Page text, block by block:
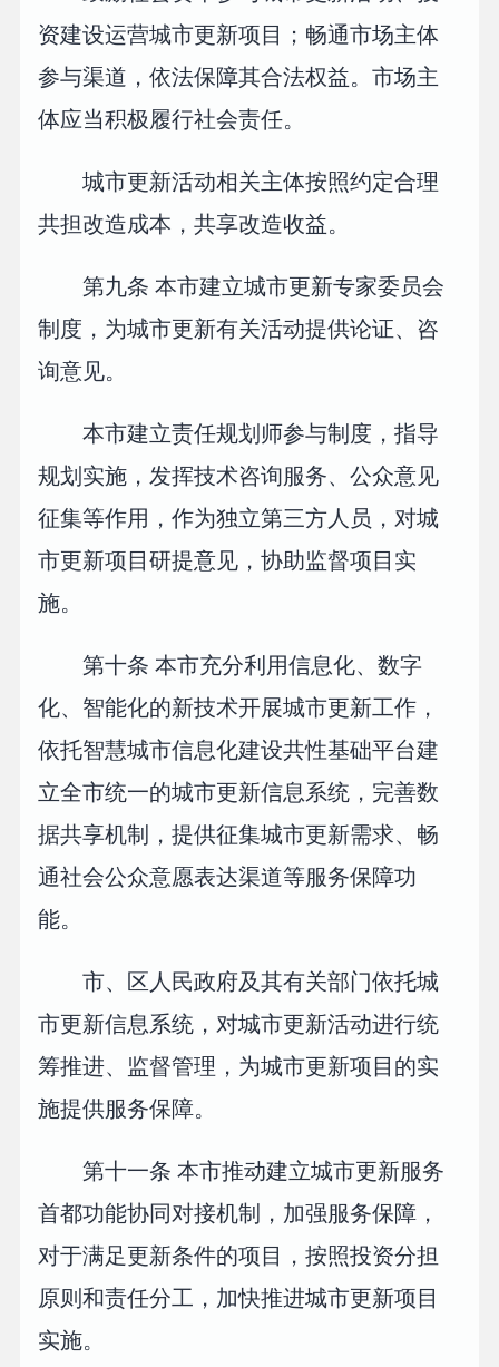
资建设运营城市更新项目；畅通市场主体
参与渠道，依法保障其合法权益。市场主
体应当积极履行社会责任。
城市更新活动相关主体按照约定合理
共担改造成本，共享改造收益。
第九条 本市建立城市更新专家委员会
制度，为城市更新有关活动提供论证、咨
询意见。
本市建立责任规划师参与制度，指导
规划实施，发挥技术咨询服务、公众意见
征集等作用，作为独立第三方人员，对城
市更新项目研提意见，协助监督项目实
施。
第十条 本市充分利用信息化、数字
化、智能化的新技术开展城市更新工作，
依托智慧城市信息化建设共性基础平台建
立全市统一的城市更新信息系统，完善数
据共享机制，提供征集城市更新需求、畅
通社会公众意愿表达渠道等服务保障功
能。
市、区人民政府及其有关部门依托城
市更新信息系统，对城市更新活动进行统
筹推进、监督管理，为城市更新项目的实
施提供服务保障。
第十一条 本市推动建立城市更新服务
首都功能协同对接机制，加强服务保障，
对于满足更新条件的项目，按照投资分担
原则和责任分工，加快推进城市更新项目
实施。